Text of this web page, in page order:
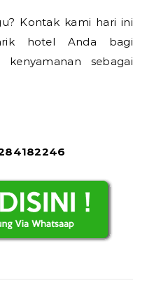
Kontak kami hari ini
hotel Anda bagi
sebagai